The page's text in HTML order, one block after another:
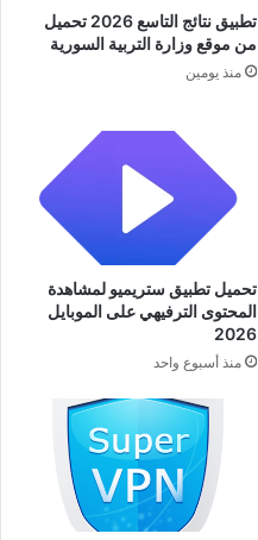
تطبيق نتائج التاسع 2026 تحميل
من موقع وزارة التربية السورية
منذ يومين
تحميل تطبيق ستريميو لمشاهدة
المحتوى الترفيهي على الموبايل
2026
منذ أسبوع واحد